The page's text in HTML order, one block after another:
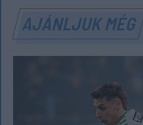
AJÁNLJUK MÉG